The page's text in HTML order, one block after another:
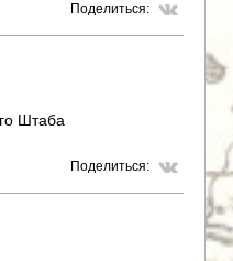
Поделиться:
Штаба
Поделиться: